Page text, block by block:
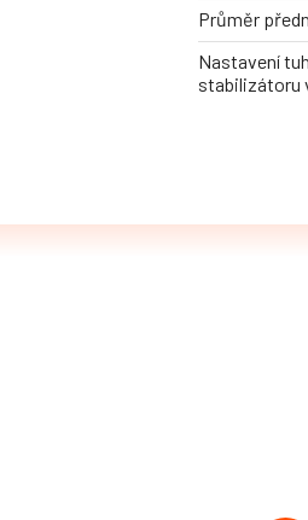
Průměr
Nastavení
stabilizátoru